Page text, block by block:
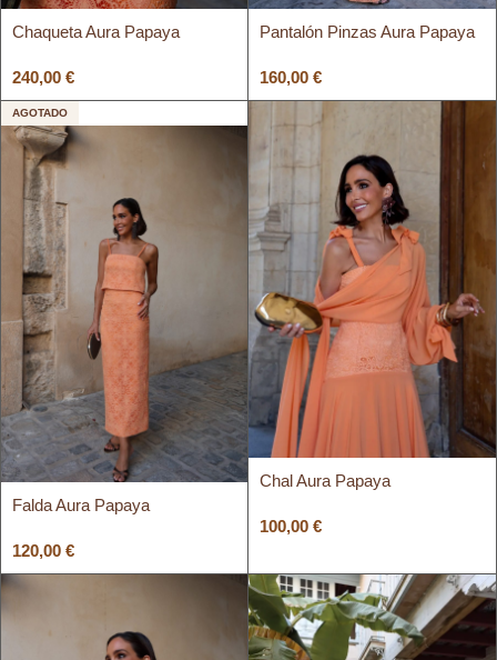
Chaqueta Aura Papaya
240,00 €
Pantalón Pinzas Aura Papaya
160,00€
AGOTADO
Falda Aura Papaya
120,00 €
Chal Aura Papaya
100,00€